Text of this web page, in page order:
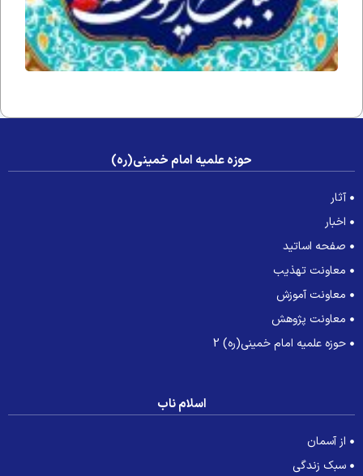
صلی
الله
علیه
و آله
و
حوزه علمیه امام خمینی(ره)
آثار
اخبار
صفحه اساتید
معاونت تهذیب
معاونت آموزش
معاونت پژوهش
حوزه علمیه امام خمینی(ره) 2
اسلام ناب
از آسمان
سبک زندگی